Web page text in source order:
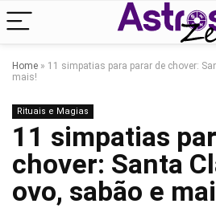
Home » 11 simpatias para parar de chover:
mais!
Rituais e Magias
11 simpatias
chover: Santa
ovo, sabão e